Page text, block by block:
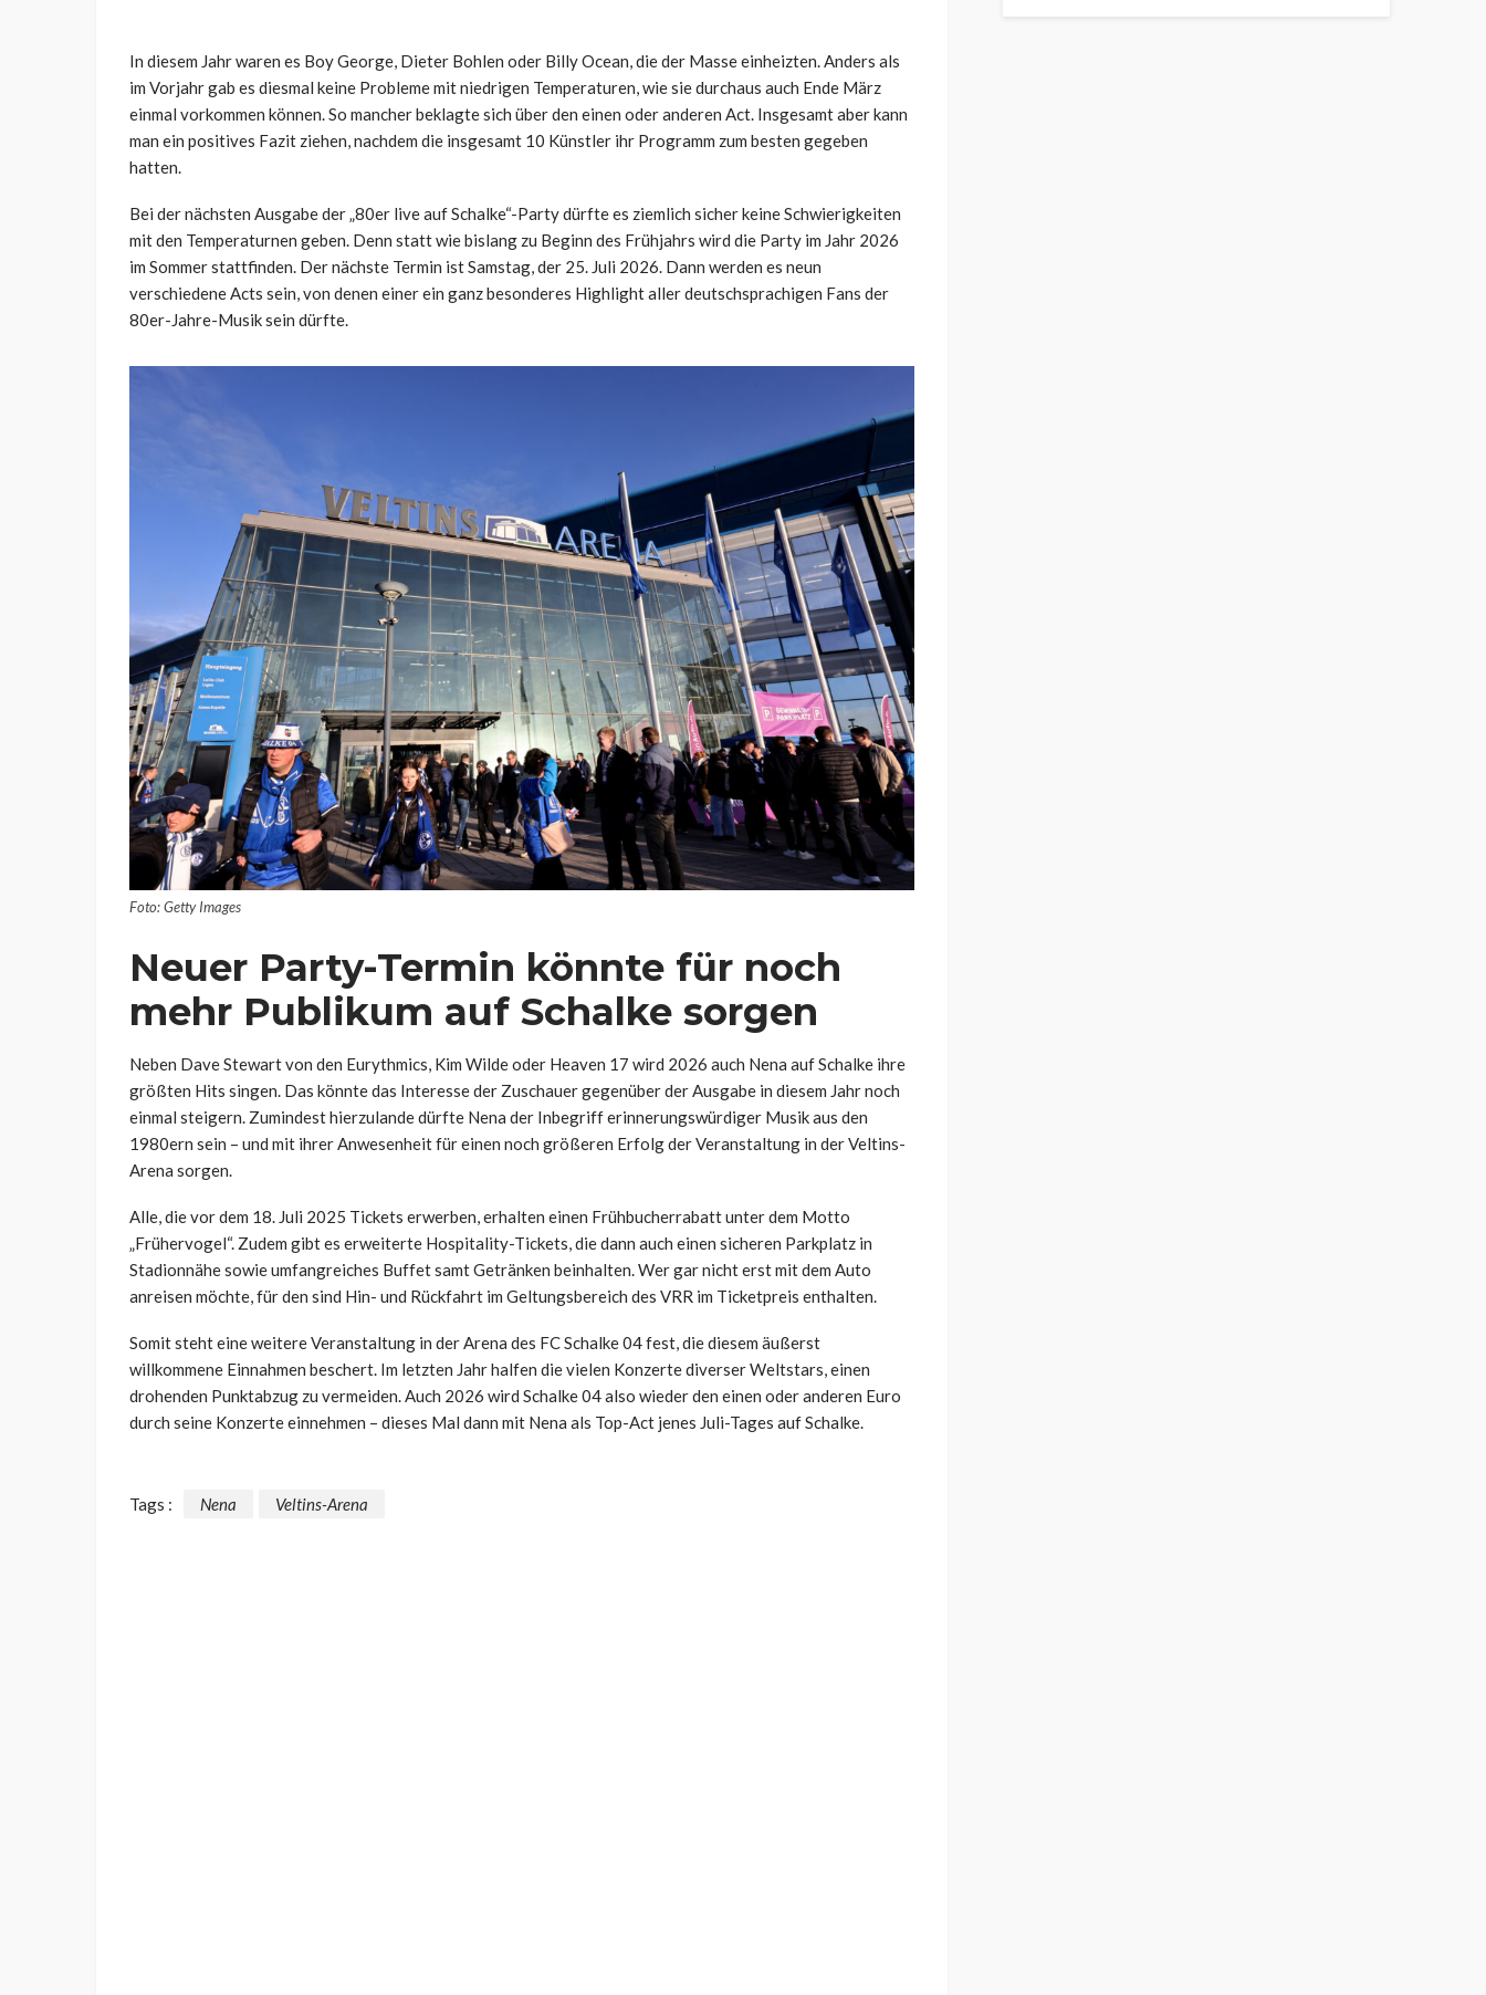
In diesem Jahr waren es Boy George, Dieter Bohlen oder Billy Ocean, die der Masse einheizten. Anders als
im Vorjahr gab es diesmal keine Probleme mit niedrigen Temperaturen, wie sie durchaus auch Ende März
einmal vorkommen können. So mancher beklagte sich über den einen oder anderen Act. Insgesamt aber kann
man ein positives Fazit ziehen, nachdem die insgesamt 10 Künstler ihr Programm zum besten gegeben
hatten.
Bei der nächsten Ausgabe der „80er live auf Schalke“-Party dürfte es ziemlich sicher keine Schwierigkeiten
mit den Temperaturnen geben. Denn statt wie bislang zu Beginn des Frühjahrs wird die Party im Jahr 2026
im Sommer stattfinden. Der nächste Termin ist Samstag, der 25. Juli 2026. Dann werden es neun
verschiedene Acts sein, von denen einer ein ganz besonderes Highlight aller deutschsprachigen Fans der
80er-Jahre-Musik sein dürfte.
Foto: Getty Images
Neuer Party-Termin könnte für noch
mehr Publikum auf Schalke sorgen
Neben Dave Stewart von den Eurythmics, Kim Wilde oder Heaven 17 wird 2026 auch Nena auf Schalke ihre
größten Hits singen. Das könnte das Interesse der Zuschauer gegenüber der Ausgabe in diesem Jahr noch
einmal steigern. Zumindest hierzulande dürfte Nena der Inbegriff erinnerungswürdiger Musik aus den
1980ern sein – und mit ihrer Anwesenheit für einen noch größeren Erfolg der Veranstaltung in der Veltins-
Arena sorgen.
Alle, die vor dem 18. Juli 2025 Tickets erwerben, erhalten einen Frühbucherrabatt unter dem Motto
„Frühervogel“. Zudem gibt es erweiterte Hospitality-Tickets, die dann auch einen sicheren Parkplatz in
Stadionnähe sowie umfangreiches Buffet samt Getränken beinhalten. Wer gar nicht erst mit dem Auto
anreisen möchte, für den sind Hin- und Rückfahrt im Geltungsbereich des VRR im Ticketpreis enthalten.
Somit steht eine weitere Veranstaltung in der Arena des FC Schalke 04 fest, die diesem äußerst
willkommene Einnahmen beschert. Im letzten Jahr halfen die vielen Konzerte diverser Weltstars, einen
drohenden Punktabzug zu vermeiden. Auch 2026 wird Schalke 04 also wieder den einen oder anderen Euro
durch seine Konzerte einnehmen – dieses Mal dann mit Nena als Top-Act jenes Juli-Tages auf Schalke.
Tags : Nena Veltins-Arena